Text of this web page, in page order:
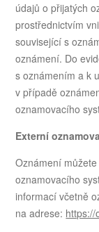
údajů o přijatých
prostřednictvím
související s
oznámení. Do
s oznámením a k
v případě
oznamovacího
Externí
Oznámení
oznamovacího
informací včetně
na adrese: https://